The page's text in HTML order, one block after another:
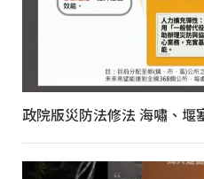
政院版災防法修法 海嘯、堰